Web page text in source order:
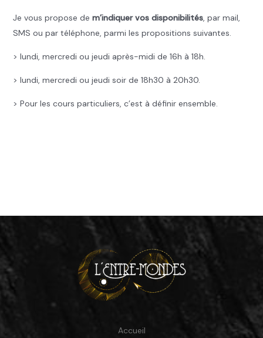
Je vous propose de m’indiquer vos disponibilités, par mail,
SMS ou par téléphone, parmi les propositions suivantes.
> lundi, mercredi ou jeudi après-midi de 16h à 18h.
> lundi, mercredi ou jeudi soir de 18h30 à 20h30.
> Pour les cours particuliers, c’est à définir ensemble.
Accueil